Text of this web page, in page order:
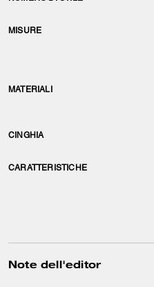
MISURE
MATERIALI
CINGHIA
CARATTERISTICHE
Note dell'editor